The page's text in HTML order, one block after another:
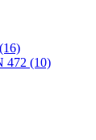
(16)
472 (10)